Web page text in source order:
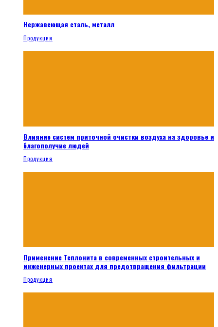
Нержавеющая сталь, металл
Продукция
Влияние систем приточной очистки воздуха на здоровье и
благополучие людей
Продукция
Применение Теплонита в современных строительных и
инженерных проектах для предотвращения фильтрации
Продукция